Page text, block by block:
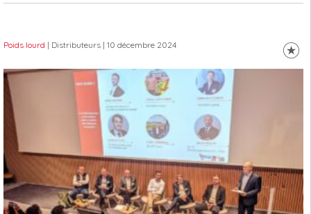
Poids lourd | Distributeurs | 10 décembre 2024